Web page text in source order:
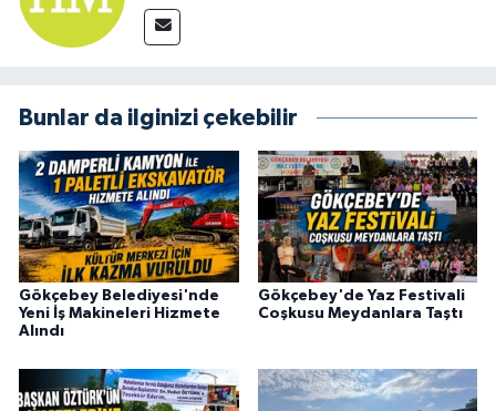
Bunlar da ilginizi çekebilir
Gökçebey Belediyesi'nde
Yeni İş Makineleri Hizmete
Alındı
Gökçebey'de Yaz Festivali
Coşkusu Meydanlara Taştı